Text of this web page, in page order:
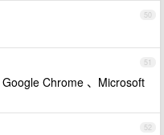
50
51
Chrome 、Microsoft
52